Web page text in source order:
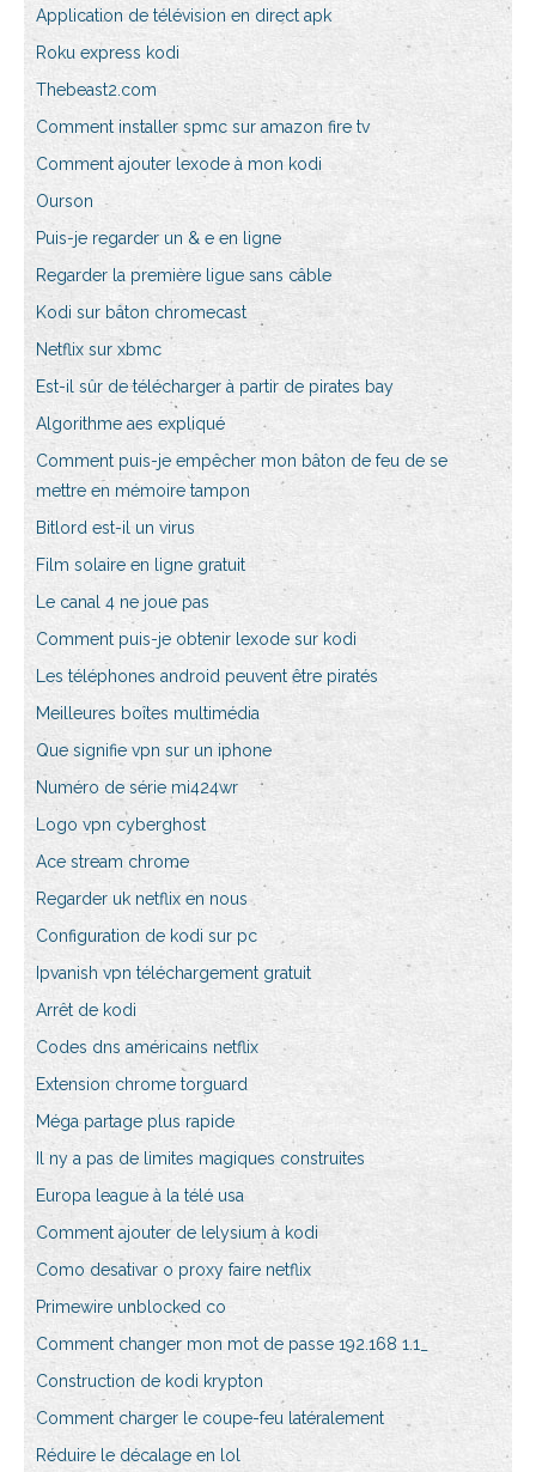
Application de télévision en direct apk
Roku express kodi
Thebeast2.com
Comment installer spmc sur amazon fire tv
Comment ajouter lexode à mon kodi
Ourson
Puis-je regarder un & e en ligne
Regarder la première ligue sans câble
Kodi sur bâton chromecast
Netflix sur xbmc
Est-il sûr de télécharger à partir de pirates bay
Algorithme aes expliqué
Comment puis-je empêcher mon bâton de feu de se
mettre en mémoire tampon
Bitlord est-il un virus
Film solaire en ligne gratuit
Le canal 4 ne joue pas
Comment puis-je obtenir lexode sur kodi
Les téléphones android peuvent être piratés
Meilleures boîtes multimédia
Que signifie vpn sur un iphone
Numéro de série mi424wr
Logo vpn cyberghost
Ace stream chrome
Regarder uk netflix en nous
Configuration de kodi sur pc
Ipvanish vpn téléchargement gratuit
Arrêt de kodi
Codes dns américains netflix
Extension chrome torguard
Méga partage plus rapide
Il ny a pas de limites magiques construites
Europa league à la télé usa
Comment ajouter de lelysium à kodi
Como desativar o proxy faire netflix
Primewire unblocked co
Comment changer mon mot de passe 192.168 1.1_
Construction de kodi krypton
Comment charger le coupe-feu latéralement
Réduire le décalage en lol